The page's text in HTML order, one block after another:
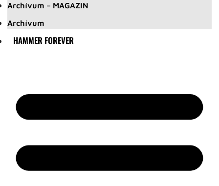
Archívum – MAGAZIN
Archívum
HAMMER FOREVER